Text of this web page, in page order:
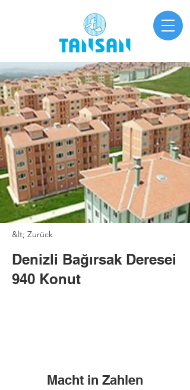
&lt; Zurück
Denizli Bağırsak Deresei
940 Konut
Macht in Zahlen